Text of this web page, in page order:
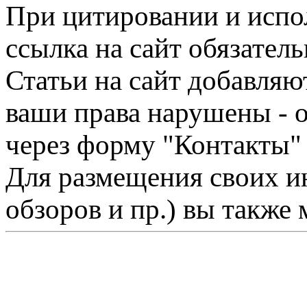
При цитировании и
ссылка на сайт
Статьи на сайт
ваши права нарушены -
через форму "Контакты"
Для размещения своих
обзоров и пр.) вы также